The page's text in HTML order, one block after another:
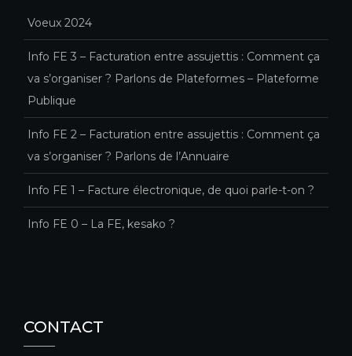
Voeux 2024
Info FE 3 – Facturation entre assujettis : Comment ça
va s’organiser ? Parlons de Plateformes – Plateforme
Publique
Info FE 2 – Facturation entre assujettis : Comment ça
va s’organiser ? Parlons de l’Annuaire
Info FE 1 – Facture électronique, de quoi parle-t-on ?
Info FE 0 – La FE, kesako ?
CONTACT